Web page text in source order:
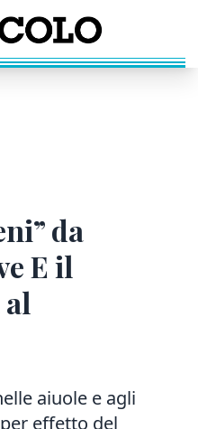
da
E il
al
aiuole e agli
effetto del